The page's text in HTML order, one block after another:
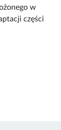
w
części